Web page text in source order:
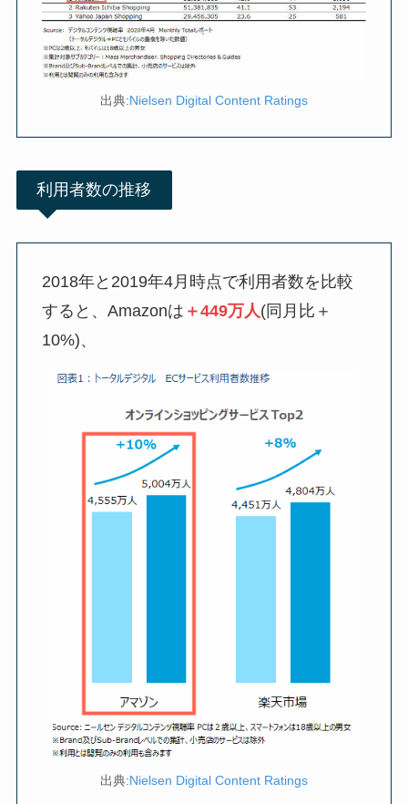
出典:Nielsen Digital Content Ratings
利用者数の推移
2018年と2019年4月時点で利用者数を比較
すると、Amazonは ＋449万人(同月比＋
10%)、
出典:Nielsen Digital Content Ratings